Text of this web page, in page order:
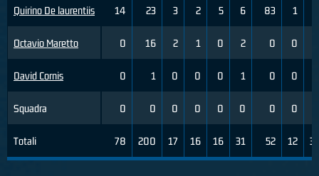
Quirino De laurentiis
Octavio Maretto
David Cornis
Squadra
Totali
14 23 3 2 5 6 83 1
0 16 2 1 0 2 0 0
0 1 0 0 0 1 0 0
0 0 0 0 0 0 0 0
78 200 17 16 16 31 52 12 31